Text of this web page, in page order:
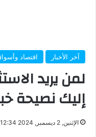
آخر الأخبار اقتصاد
لمن يريد
إليك نصيحة
الإثنين, 2 ديسمبر, 2024 12:34 ص